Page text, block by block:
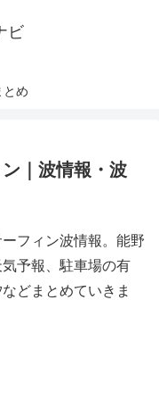
ビ
とめ
｜波情報・波
フィン波情報。能野
予報、駐車場の有
どまとめていきま